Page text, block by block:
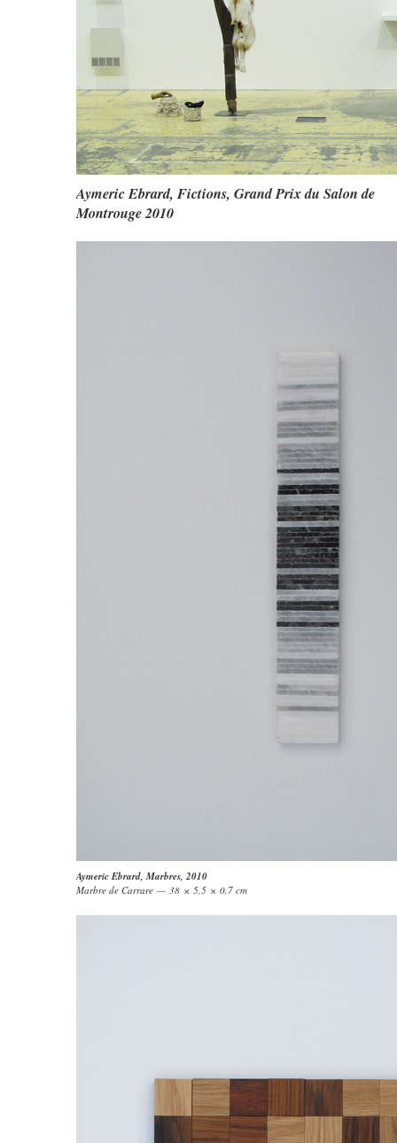
Aymeric Ebrard, Fictions, Grand Prix du Salon de
Montrouge 2010
Aymeric Ebrard,Marbres, 2010
Marbre de Carrare — 38 × 5,5 × 0,7 cm